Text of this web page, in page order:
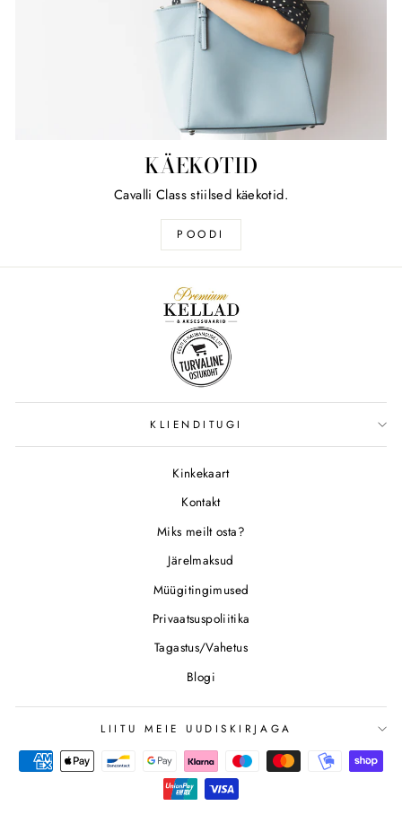
KÄEKOTID
Cavalli Class stiilsed käekotid.
POODI
KLIENDITUGI
Kinkekaart
Kontakt
Miks meilt osta?
Järelmaksud
Müügitingimused
Privaatsuspoliitika
Tagastus/Vahetus
Blogi
LIITU MEIE UUDISKIRJAGA